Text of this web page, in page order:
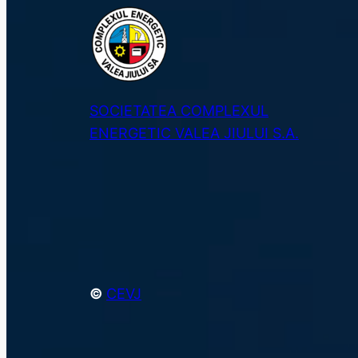
SOCIETATEA COMPLEXUL
ENERGETIC VALEA JIULUI S.A.
© CEVJ